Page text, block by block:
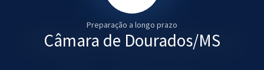
Graduação
Preparação a longo prazo
Câmara de Dourados/MS